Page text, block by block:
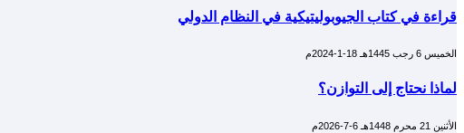
قراءة في كتاب الجيوبوليتيكية في النظام الدولي
الخميس 6 رجب 1445هـ 18-1-2024م
لماذا نحتاج إلى التوازن؟
الأثنين 21 محرم 1448هـ 6-7-2026م